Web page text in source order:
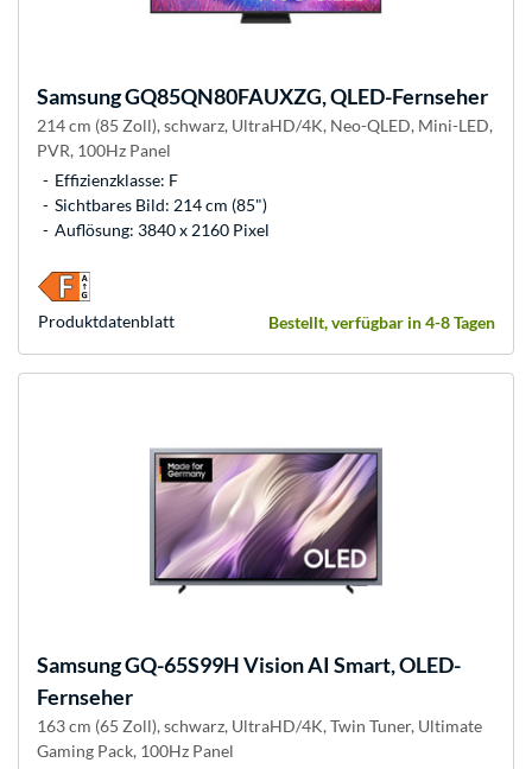
SamsungGQ85QN80FAUXZG, QLED-Fernseher
214 cm (85 Zoll), schwarz, UltraHD/4K, Neo-QLED, Mini-LED,
PVR, 100Hz Panel
Effizienzklasse: F
Sichtbares Bild: 214 cm (85")
Auflösung: 3840 x 2160 Pixel
Bestellt, verfügbar in 4-8 Tagen
Produkt­datenblatt
SamsungGQ-65S99H Vision AI Smart, OLED-
Fernseher
163 cm (65 Zoll), schwarz, UltraHD/4K, Twin Tuner, Ultimate
Gaming Pack, 100Hz Panel